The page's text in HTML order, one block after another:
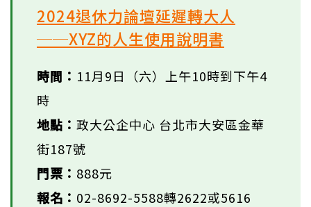
2024退休力論壇延遲轉大人
──XYZ的人生使用說明書
時間： 11月9日（六）上午10時到下午4
時
地點： 政大公企中心 台北市大安區金華
街187號
門票： 888元
報名： 02-8692-5588轉2622或5616